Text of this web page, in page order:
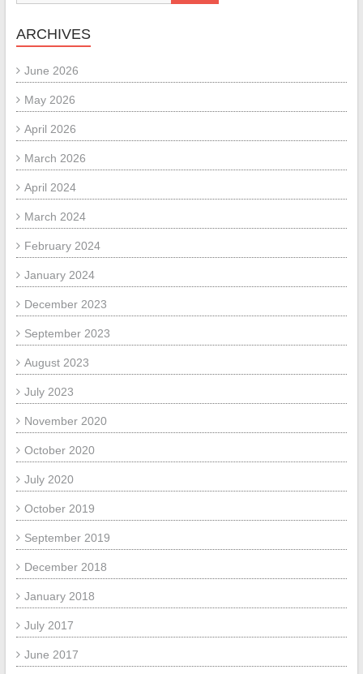
ARCHIVES
June 2026
May 2026
April 2026
March 2026
April 2024
March 2024
February 2024
January 2024
December 2023
September 2023
August 2023
July 2023
November 2020
October 2020
July 2020
October 2019
September 2019
December 2018
January 2018
July 2017
June 2017